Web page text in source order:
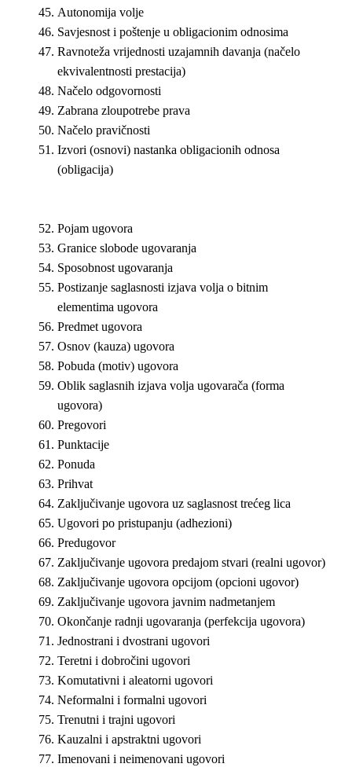
Autonomija volje
Savjesnost i poštenje u obligacionim odnosima
Ravnoteža vrijednosti uzajamnih davanja (načelo
ekvivalentnosti prestacija)
Načelo odgovornosti
Zabrana zloupotrebe prava
Načelo pravičnosti
Izvori (osnovi) nastanka obligacionih odnosa
(obligacija)
Pojam ugovora
Granice slobode ugovaranja
Sposobnost ugovaranja
Postizanje saglasnosti izjava volja o bitnim
elementima ugovora
Predmet ugovora
Osnov (kauza) ugovora
Pobuda (motiv) ugovora
Oblik saglasnih izjava volja ugovarača (forma
ugovora)
Pregovori
Punktacije
Ponuda
Prihvat
Zaključivanje ugovora uz saglasnost trećeg lica
Ugovori po pristupanju (adhezioni)
Predugovor
Zaključivanje ugovora predajom stvari (realni ugovor)
Zaključivanje ugovora opcijom (opcioni ugovor)
Zaključivanje ugovora javnim nadmetanjem
Okončanje radnji ugovaranja (perfekcija ugovora)
Jednostrani i dvostrani ugovori
Teretni i dobročini ugovori
Komutativni i aleatorni ugovori
Neformalni i formalni ugovori
Trenutni i trajni ugovori
Kauzalni i apstraktni ugovori
Imenovani i neimenovani ugovori